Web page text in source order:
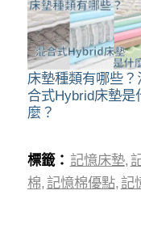
床墊種類有哪些？
合式Hybrid床墊是
麼？
標籤： 記憶床墊,
棉 記憶棉優點, 記